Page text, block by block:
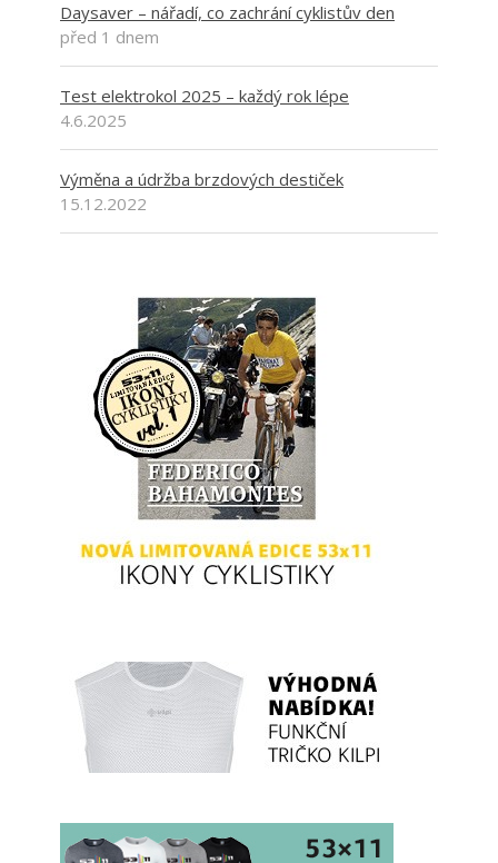
Daysaver – nářadí, co zachrání cyklistův den
před 1 dnem
Test elektrokol 2025 – každý rok lépe
4.6.2025
Výměna a údržba brzdových destiček
15.12.2022